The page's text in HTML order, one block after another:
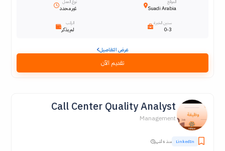
الموقع
Suadi Arabia
نوع العمل
غير محدد
سنين الخبرة
0-3
الراتب
لم يذكر
عرض التفاصيل
تقديم الآن
Call Center Quality Analyst
Management
LinkedIn منذ 6 أشهر